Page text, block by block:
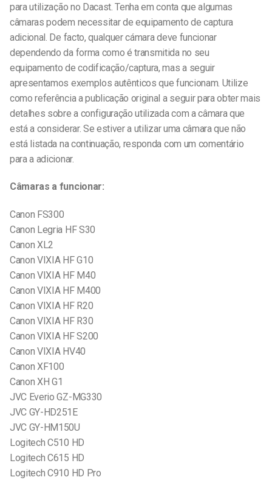
para utilização no Dacast. Tenha em conta que algumas
câmaras podem necessitar de equipamento de captura
adicional. De facto, qualquer cámara deve funcionar
dependendo da forma como é transmitida no seu
equipamento de codificação/captura, mas a seguir
apresentamos exemplos autênticos que funcionam. Utilize
como referência a publicação original a seguir para obter mais
detalhes sobre a configuração utilizada com a câmara que
está a considerar. Se estiver a utilizar uma câmara que não
está listada na continuação, responda com um comentário
para a adicionar.
Câmaras a funcionar:
Canon FS300
Canon Legria HF S30
Canon XL2
Canon VIXIA HF G10
Canon VIXIA HF M40
Canon VIXIA HF M400
Canon VIXIA HF R20
Canon VIXIA HF R30
Canon VIXIA HF S200
Canon VIXIA HV40
Canon XF100
Canon XH G1
JVC Everio GZ-MG330
JVC GY-HD251E
JVC GY-HM150U
Logitech C510 HD
Logitech C615 HD
Logitech C910 HD Pro